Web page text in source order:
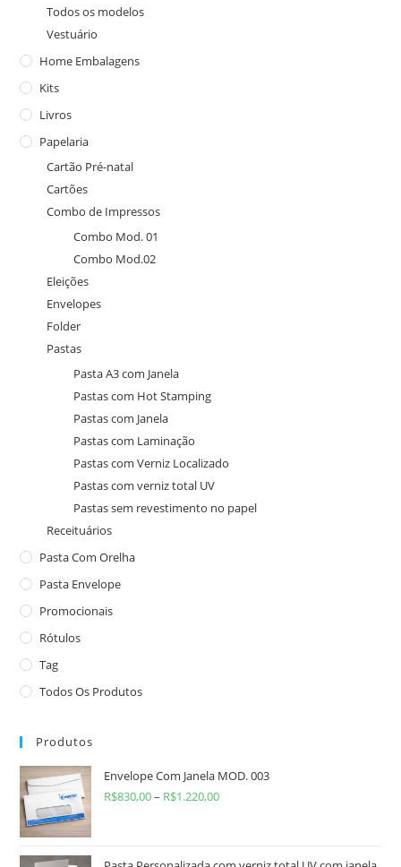
Todos os modelos
Vestuário
Home Embalagens
Kits
Livros
Papelaria
Cartão Pré-natal
Cartões
Combo de Impressos
Combo Mod. 01
Combo Mod.02
Eleições
Envelopes
Folder
Pastas
Pasta A3 com Janela
Pastas com Hot Stamping
Pastas com Janela
Pastas com Laminação
Pastas com Verniz Localizado
Pastas com verniz total UV
Pastas sem revestimento no papel
Receituários
Pasta Com Orelha
Pasta Envelope
Promocionais
Rótulos
Tag
Todos Os Produtos
Produtos
Envelope Com Janela MOD. 003
R$830,00– R$1.220,00